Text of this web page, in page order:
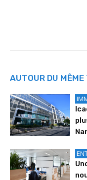
AUTOUR DU MÊME